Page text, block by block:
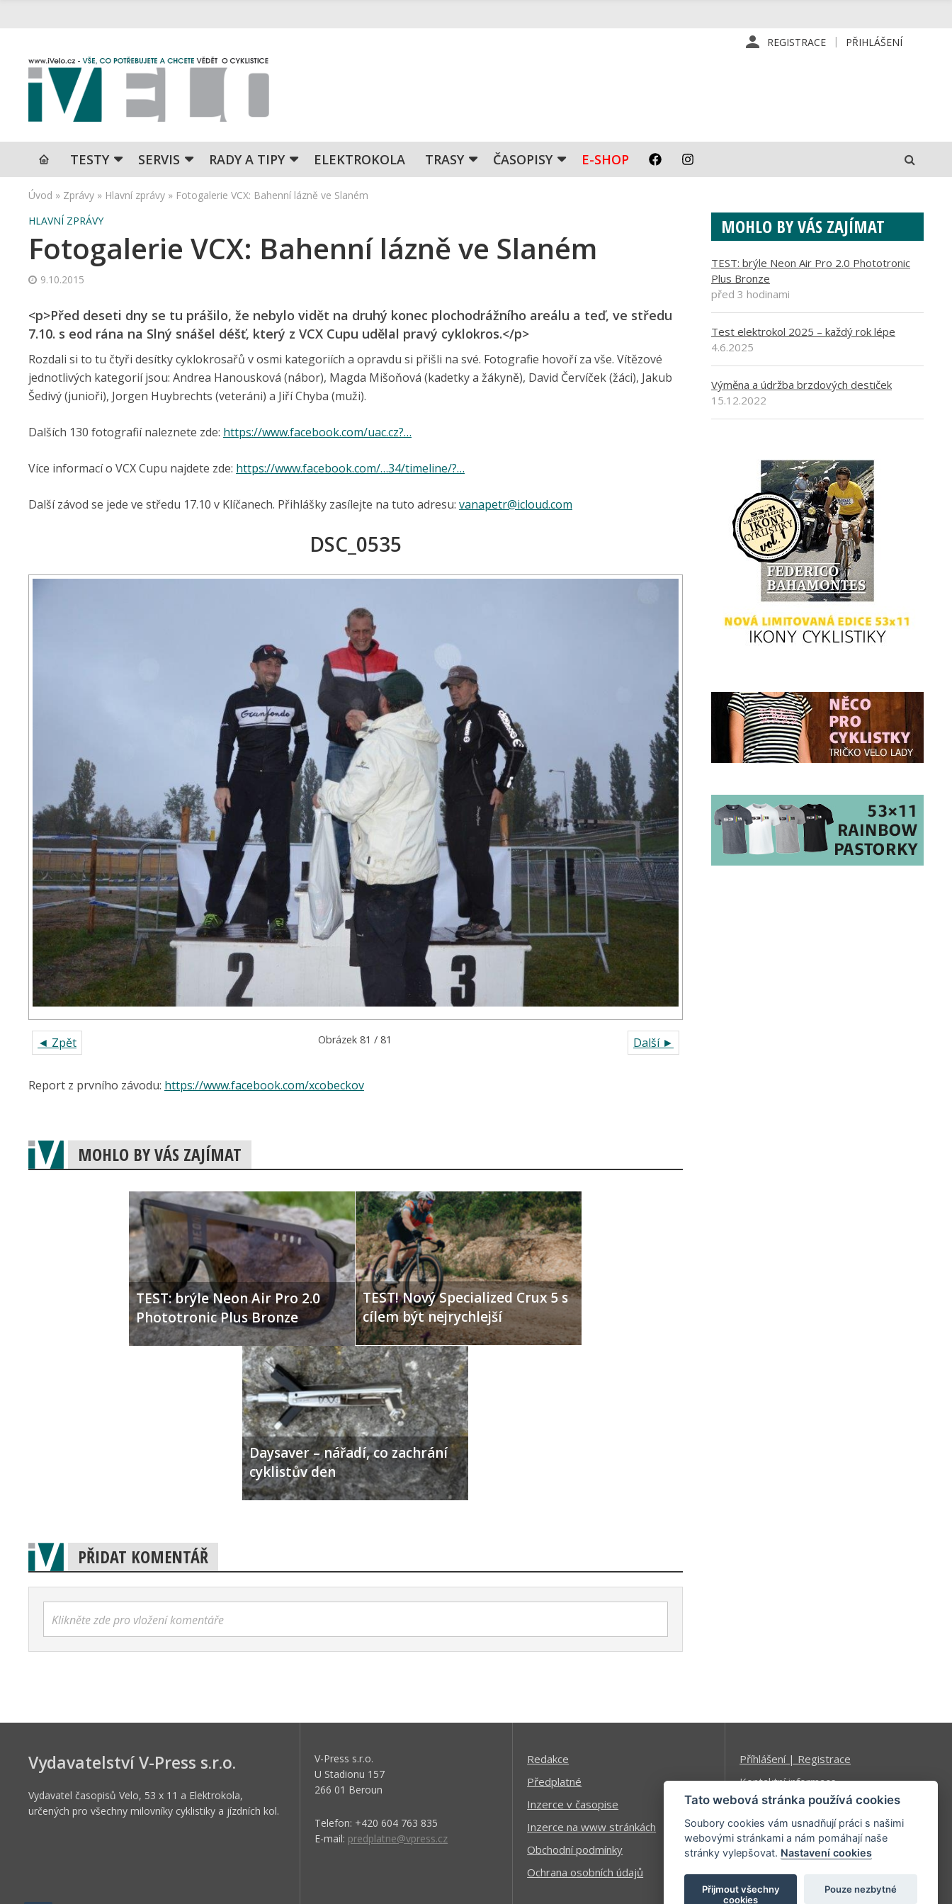
REGISTRACE PŘIHLÁŠENÍ
TESTY SERVIS RADY A TIPY ELEKTROKOLA TRASY ČASOPISY E-SHOP
Úvod » Zprávy » Hlavní zprávy » Fotogalerie VCX: Bahenní lázně ve Slaném
HLAVNÍ ZPRÁVY
Fotogalerie VCX: Bahenní lázně ve Slaném
9.10.2015
<p>Před deseti dny se tu prášilo, že nebylo vidět na druhý konec plochodrážního areálu a teď, ve středu
7.10. s eod rána na Slný snášel déšť, který z VCX Cupu udělal pravý cyklokros.</p>
Rozdali si to tu čtyři desítky cyklokrosařů v osmi kategoriích a opravdu si přišli na své. Fotografie hovoří za vše. Vítězové
jednotlivých kategorií jsou: Andrea Hanousková (nábor), Magda Mišoňová (kadetky a žákyně), David Červíček (žáci), Jakub
Šedivý (junioři), Jorgen Huybrechts (veteráni) a Jiří Chyba (muži).
Dalších 130 fotografií naleznete zde: https://www.facebook.com/uac.cz?…
Více informací o VCX Cupu najdete zde: https://www.facebook.com/…34/timeline/?…
Další závod se jede ve středu 17.10 v Klíčanech. Přihlášky zasílejte na tuto adresu: vanapetr@icloud.com
DSC_0535
◄ Zpět Další ►
Obrázek 81 / 81
Report z prvního závodu: https://www.facebook.com/xcobeckov
MOHLO BY VÁS ZAJÍMAT
TEST: brýle Neon Air Pro 2.0
Phototronic Plus Bronze
TEST! Nový Specialized Crux 5 s
cílem být nejrychlejší
Daysaver – nářadí, co zachrání
cyklistův den
PŘIDAT KOMENTÁŘ
Klikněte zde pro vložení komentáře
MOHLO BY VÁS ZAJÍMAT
TEST: brýle Neon Air Pro 2.0 Phototronic
Plus Bronze
před 3 hodinami
Test elektrokol 2025 – každý rok lépe
4.6.2025
Výměna a údržba brzdových destiček
15.12.2022
Vydavatelství V-Press s.r.o.
Vydavatel časopisů Velo, 53 x 11 a Elektrokola,
určených pro všechny milovníky cyklistiky a jízdních kol.
V-Press s.r.o.
U Stadionu 157
266 01 Beroun
Telefon: +420 604 763 835
E-mail: predplatne@vpress.cz
Redakce
Předplatné
Inzerce v časopise
Inzerce na www stránkách
Obchodní podmínky
Ochrana osobních údajů
Příhlášení | Registrace
Kontaktní informace
Mapa stránek
Tato webová stránka používá cookies
Soubory cookies vám usnadňují práci s našimi
webovými stránkami a nám pomáhají naše
stránky vylepšovat. Nastavení cookies
Přijmout všechny
cookies
Pouze nezbytné